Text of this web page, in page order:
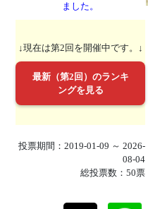
ました。
↓現在は第2回を開催中です。↓
最新（第2回）のランキ
ングを見る
投票期間：2019-01-09 ～ 2026-
08-04
総投票数：50票